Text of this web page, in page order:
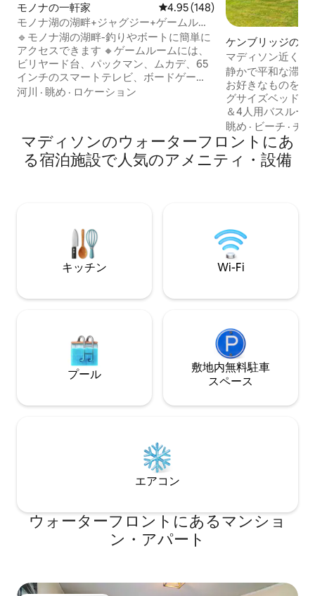
モノナの一軒家 レビュー148件、5つ星中4.95つ
4.95 (148)
モノナ湖の湖畔+ジャグジー+ゲームルー
ム+電気自動車充電器
🔹モノナ湖の湖畔-釣りやボートに簡単に
アクセスできます 🔸ゲームルームには、
ビリヤード台、パックマン、ムカデ、65
インチのスマートテレビ、ボードゲー
ム、バーがあります 🔹キングサイズベッ
コーヒー、レストランまで車で1分 🔹モノ
ナアイススケート場まで徒歩2分 🔸マディ
ソンのダウンタウンまで車で10分、空港
堂、アリアント・エナジー・センター」
河川 · 眺め · ロケーション
ケンブリッジのフ
イ
マディソン近くの
静かで平和な滞在
お好きなものをお
グサイズベッド1
＆4人用バスルー
ッド1台＋クイー
ム2室で6名様まで
の追加料金、支払
ご連絡ください
できる風光明媚な
らわずか25分で
ます。馬の訪問は
します - 禁煙・パ
眺め · ビーチ ·チ
マディソンのウォーターフロントにあ
る宿泊施設で人気のアメニティ・設備
キッチン Wi-Fi
プール
敷地内無料駐⁠車
ス⁠ペ⁠ー⁠ス
エアコン
ウォーターフロントにあるマンショ
ン・アパート